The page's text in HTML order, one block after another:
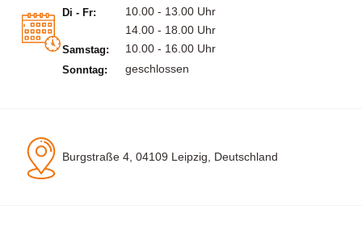
Di - Fr:
10.00 - 13.00 Uhr
14.00 - 18.00 Uhr
Samstag: 10.00 - 16.00 Uhr
Sonntag: geschlossen
Burgstraße 4, 04109 Leipzig, Deutschland